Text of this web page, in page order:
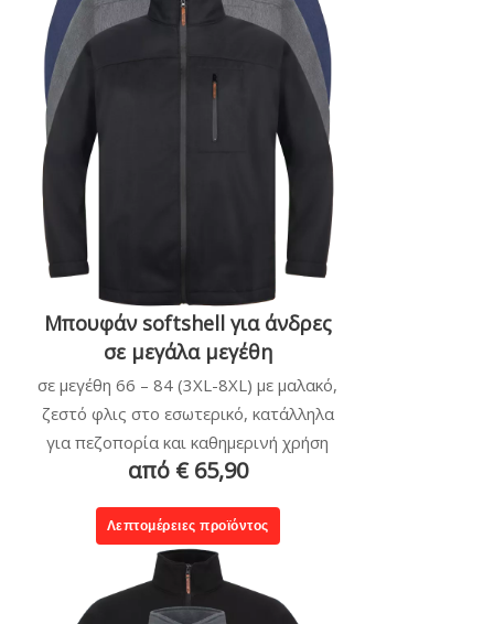
Μπουφάν softshell για άνδρες
σε μεγάλα μεγέθη
σε μεγέθη 66 – 84 (3XL-8XL) με μαλακό,
ζεστό φλις στο εσωτερικό, κατάλληλα
για πεζοπορία και καθημερινή χρήση
από € 65,90
Λεπτομέρειες προϊόντος